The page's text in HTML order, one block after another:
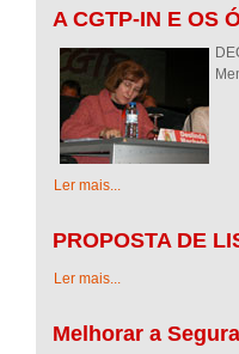
A CGTP-IN E OS
Ler mais...
PROPOSTA DE
Ler mais...
Melhorar a